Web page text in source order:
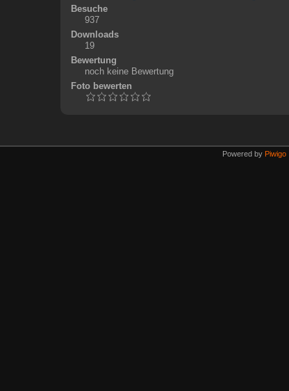
Besuche
937
Downloads
19
Bewertung
noch keine Bewertung
Foto bewerten
Powered by Piwigo